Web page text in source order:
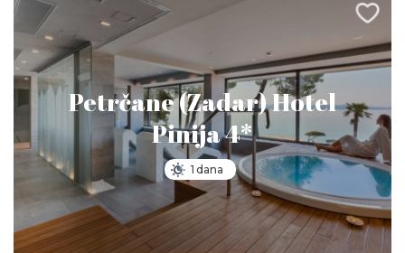
Petrčane (Zadar) Hotel
Pinija 4*
1 dana